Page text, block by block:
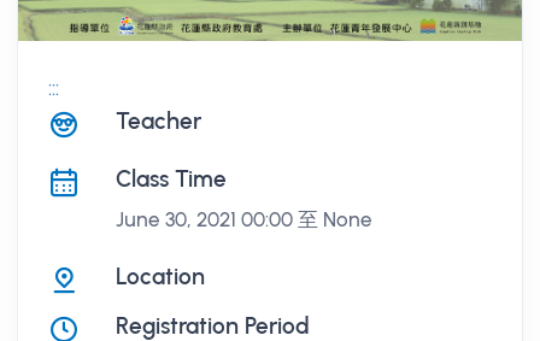
:::
課程講座
Teacher
Class Time
June 30, 2021 00:00 至 None
Location
Registration Period